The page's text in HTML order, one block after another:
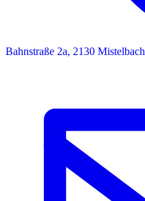
Bahnstraße 2a, 2130 Mistelbach